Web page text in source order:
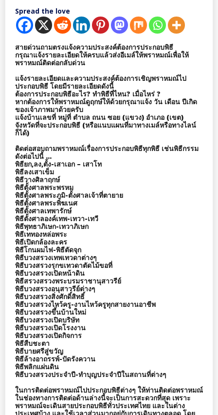
Spread the love
สายด่วนถามตรงแจ้งความประสงค์ต้องการประกอบพิธี
กรุณาแจ้งรายละเอียดให้ครบแล้วส่งอีเมล์ให้พราหมณ์เพื่อให้
พราหมณ์ติดต่อกลับด่วน
แจ้งรายละเอียดและความประสงค์ต้องการเชิญพราหมณ์ไป
ประกอบพิธี โดยมีรายละเอียดดังนี้
ต้องการประกอบพิธีอะไร? ทำพิธีที่ไหน? เมื่อไหร่ ?
หากต้องการให้พราหมณ์ดูฤกษ์ให้ด้วยกรุณาแจ้ง วัน เดือน ปีเกิด
ของเจ้าภาพมาด้วยครับ
แจ้งบ้านเลขที่ หมู่ที่ ตำบล ถนน ซอย (แขวง) อำเภอ (เขต)
จังหวัดที่จะประกอบพิธี (หรือแนบแผนที่มาทางเมล์หรือทางไลน์
ก็ได้)
ติดต่อสอบถามพราหมณ์เรื่องการประกอบพิธีทุกพิธี เช่นพิธีกรรม
ดังต่อไปนี้ …
พิธียก,ลง,ตั้ง-เสาเอก – เสาโท
พิธีลงเสาเข็ม
พิธีวางศิลาฤกษ์
พิธีตั้งศาลพระพรหม
พิธีตั้งศาลพระภูมิ-ตั้งศาลเจ้าที่ตายาย
พิธีตั้งศาลพระพิฆเนศ
พิธีตั้งศาลเทพารักษ์
พิธีตั้งศาลองค์เทพ-เทวา-เทวี
พิธีพุทธาภิเษก-เทวาภิเษก
พิธีเททองหล่อพระ
พิธีเปิดกล้องละคร
พิธีโกนผมไฟ-พิธีตัดจุก
พิธีบวงสรวงเทพเทวดาต่างๆ
พิธีบวงสรวงรุกขเทวดาตัดไม้ขอที่
พิธีบวงสรวงเปิดหน้าดิน
พิธีสรวงสรวงพระบรมราชานุสาวรีย์
พิธีบวงสรวงอนุสาวรีย์ต่างๆ
พิธีบวงสรวงสิ่งศักดิ์สิทธิ์
พิธีบวงสรวงไหว้ครู-งานไหว้ครูทุกสายงานอาชีพ
พิธีบวงสรวงขึ้นบ้านใหม่
พิธีบวงสรวงเปิดบริษัท
พิธีบวงสรวงเปิดโรงงาน
พิธีบวงสรวงเปิดกิจการ
พิธีสืบชะตา
พิธีบายศรีสู่ขวัญ
พิธีล้างอาถรรพ์-ปัดรังควาน
พิธีพลิกแผ่นดิน
พิธีบวงสรวงประจำปี-ทำบุญประจำปีในสถานที่ต่างๆ
ในการติดต่อพราหมณ์ไปประกอบพิธีต่างๆ ให้ท่านติดต่อพราหมณ์
ในช่องทางการติดต่อด้านล่างนี้จะเป็นการสะดวกที่สุด เพราะ
พราหมณ์จะเดินสายประกอบพิธีทั่วประเทศไทย และในต่าง